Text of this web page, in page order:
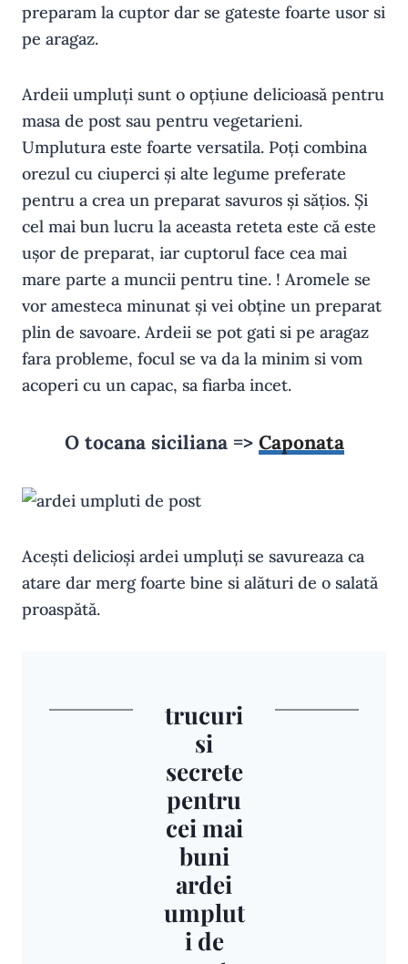
preparam la cuptor dar se gateste foarte usor si
pe aragaz.
Ardeii umpluți sunt o opțiune delicioasă pentru
masa de post sau pentru vegetarieni.
Umplutura este foarte versatila. Poți combina
orezul cu ciuperci și alte legume preferate
pentru a crea un preparat savuros și sățios. Și
cel mai bun lucru la aceasta reteta este că este
ușor de preparat, iar cuptorul face cea mai
mare parte a muncii pentru tine. ! Aromele se
vor amesteca minunat și vei obține un preparat
plin de savoare. Ardeii se pot gati si pe aragaz
fara probleme, focul se va da la minim si vom
acoperi cu un capac, sa fiarba incet.
O tocana siciliana => Caponata
Acești delicioși ardei umpluți se savureaza ca
atare dar merg foarte bine si alături de o salată
proaspătă.
trucuri
si
secrete
pentru
cei mai
buni
ardei
umplut
i de